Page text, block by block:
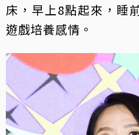
床，早上8點起來，睡
遊戲培養感情。